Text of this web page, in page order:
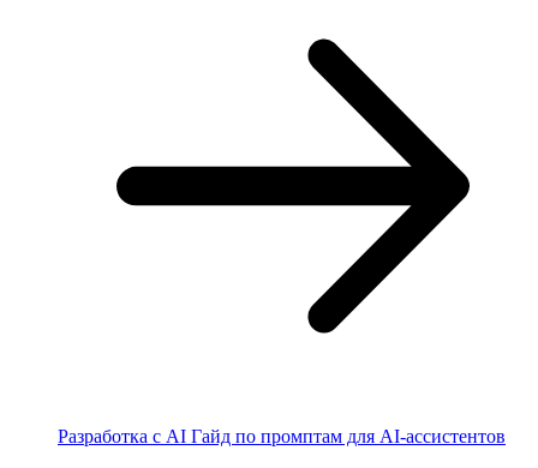
Разработка с AI Гайд по промптам для AI-ассистентов